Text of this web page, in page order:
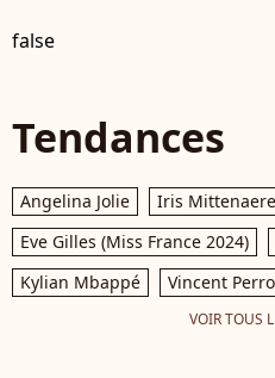
false
Tendances
Angelina Jolie Iris Mittenaere
Eve Gilles (Miss France 2024)
Kylian Mbappé
Vincent
VOIR TOUS